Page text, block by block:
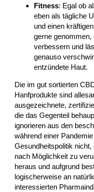
Fitness: Egal ob
eben als tägliche
und einen
gerne
verbessern und
genauso
entzündete Haut.
Die im gut sortierten
Hanfprodukte sind
ausgezeichnete,
die das Gegenteil
ignorieren aus den
während einer
Gesundheitspolitik nicht,
nach Möglichkeit zu
heraus und aufgrund
logischerweise an
interessierten